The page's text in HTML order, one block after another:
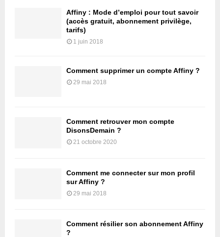
Affiny : Mode d’emploi pour tout savoir
(accès gratuit, abonnement privilège,
tarifs)
1 juin 2018
Comment supprimer un compte Affiny ?
29 mai 2018
Comment retrouver mon compte
DisonsDemain ?
21 octobre 2020
Comment me connecter sur mon profil
sur Affiny ?
29 mai 2018
Comment résilier son abonnement Affiny
?